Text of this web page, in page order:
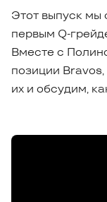
Этот выпуск
первым Q-
Вместе с
позиции
их и обсудим,